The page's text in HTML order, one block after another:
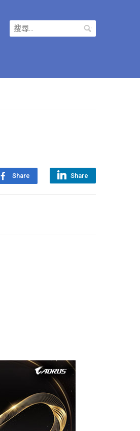
搜
尋
Share Share